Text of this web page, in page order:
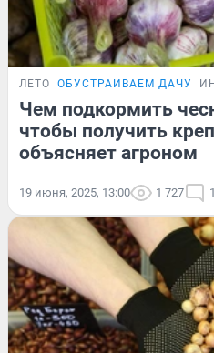
ЛЕТО ОБУСТРАИВАЕМ ДАЧУ
Чем подкормить
чтобы получить
объясняет агроном
19 июня, 2025, 13:00 1 727 1